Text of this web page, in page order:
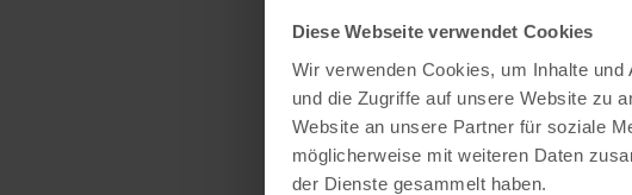
Diese Webseite verwendet Cookies
Wir verwenden Cookies, um Inhalte
und die Zugriffe auf unsere Website zu
Website an unsere Partner für soziale
möglicherweise mit weiteren Daten
der Dienste gesammelt haben.